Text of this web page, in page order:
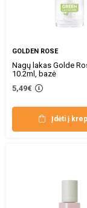
GOLDEN ROSE
Nagų lakas Golde
10.2ml, bazė
5,49€
Įdėti į